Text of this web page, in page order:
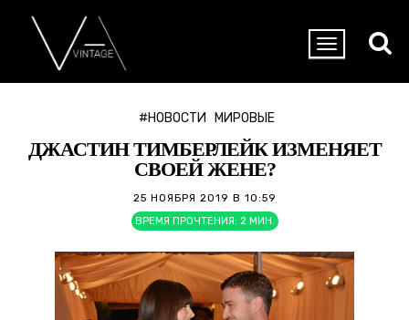
#НОВОСТИ МИРОВЫЕ
ДЖАСТИН ТИМБЕРЛЕЙК ИЗМЕНЯЕТ
СВОЕЙ ЖЕНЕ?
25 НОЯБРЯ 2019 В 10:59
ВРЕМЯ ПРОЧТЕНИЯ: 2 МИН.